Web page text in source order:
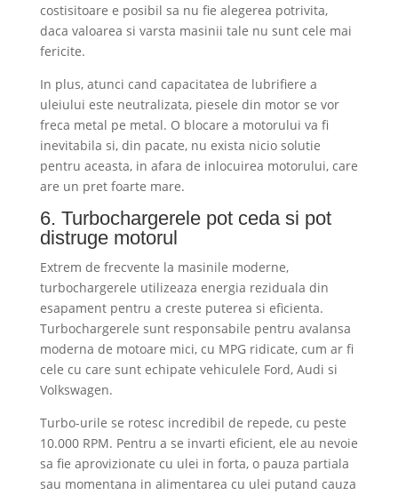
costisitoare e posibil sa nu fie alegerea potrivita,
daca valoarea si varsta masinii tale nu sunt cele mai
fericite.
In plus, atunci cand capacitatea de lubrifiere a
uleiului este neutralizata, piesele din motor se vor
freca metal pe metal. O blocare a motorului va fi
inevitabila si, din pacate, nu exista nicio solutie
pentru aceasta, in afara de inlocuirea motorului, care
are un pret foarte mare.
6. Turbochargerele pot ceda si pot
distruge motorul
Extrem de frecvente la masinile moderne,
turbochargerele utilizeaza energia reziduala din
esapament pentru a creste puterea si eficienta.
Turbochargerele sunt responsabile pentru avalansa
moderna de motoare mici, cu MPG ridicate, cum ar fi
cele cu care sunt echipate vehiculele Ford, Audi si
Volkswagen.
Turbo-urile se rotesc incredibil de repede, cu peste
10.000 RPM. Pentru a se invarti eficient, ele au nevoie
sa fie aprovizionate cu ulei in forta, o pauza partiala
sau momentana in alimentarea cu ulei putand cauza